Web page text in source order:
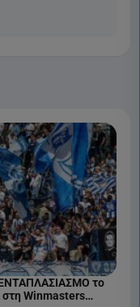
το
Winmasters